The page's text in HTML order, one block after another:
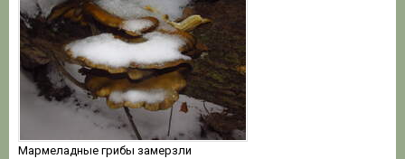
Мармеладные грибы замерзли